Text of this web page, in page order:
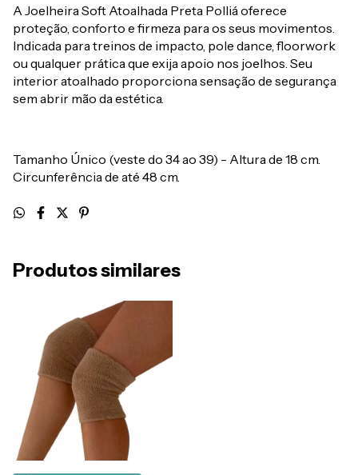
A Joelheira Soft Atoalhada Preta Polliá oferece
proteção, conforto e firmeza para os seus movimentos.
Indicada para treinos de impacto, pole dance, floorwork
ou qualquer prática que exija apoio nos joelhos. Seu
interior atoalhado proporciona sensação de segurança
sem abrir mão da estética.
Tamanho Único (veste do 34 ao 39) - Altura de 18 cm.
Circunferência de até 48 cm.
Produtos similares